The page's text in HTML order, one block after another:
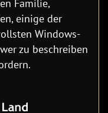
Familie,
einige der
Windows-
zu beschreiben